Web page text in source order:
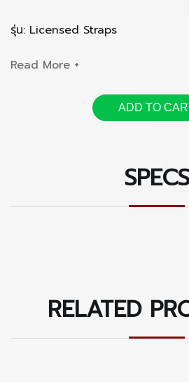
รุ่น: Licensed Straps
กว้าง: 2นิ้ว
: 39 - 58 นิ้ว
2” Official The Beatles Heat
Polyester Webbing Guitar Strap.
ADD TO
SPECS
RELATED